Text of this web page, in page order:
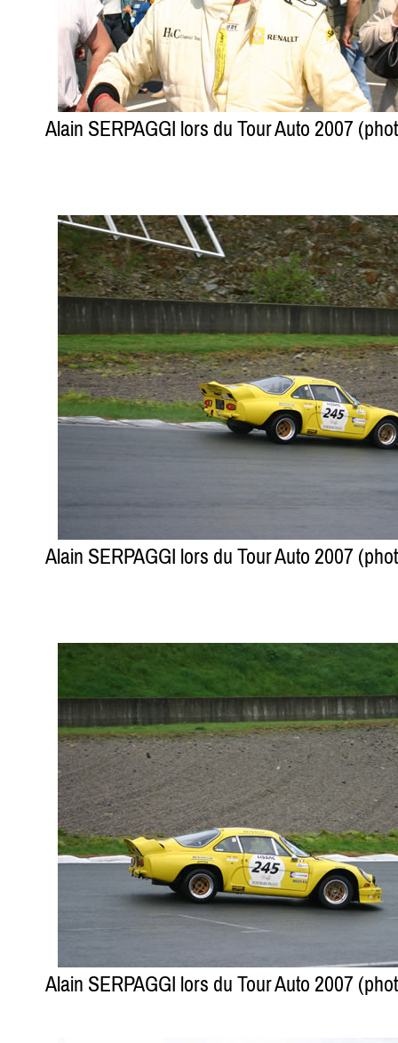
Alain SERPAGGI lors du Tour Auto 2007
Alain SERPAGGI lors du Tour Auto 2007
Alain SERPAGGI lors du Tour Auto 2007